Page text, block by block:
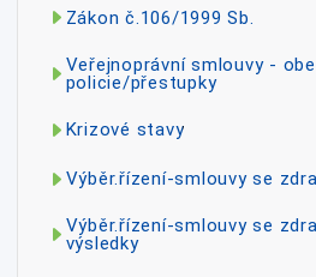
Zákon č.106/1999 Sb.
Veřejnoprávní smlouvy -
policie/přestupky
Krizové stavy
Výběr.řízení-smlouvy se
Výběr.řízení-smlouvy se
výsledky